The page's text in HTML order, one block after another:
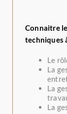
Connaitre
techniques
Le
La
La
La